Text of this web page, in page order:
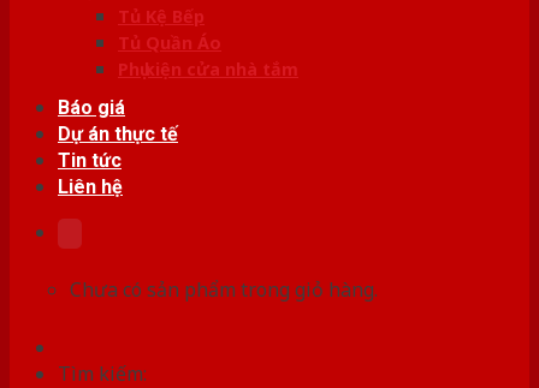
Tủ Kệ Bếp
Tủ Quần Áo
Phụ kiện cửa nhà tắm
Báo giá
Dự án thực tế
Tin tức
Liên hệ
Chưa có sản phẩm trong giỏ hàng.
Tìm kiếm: